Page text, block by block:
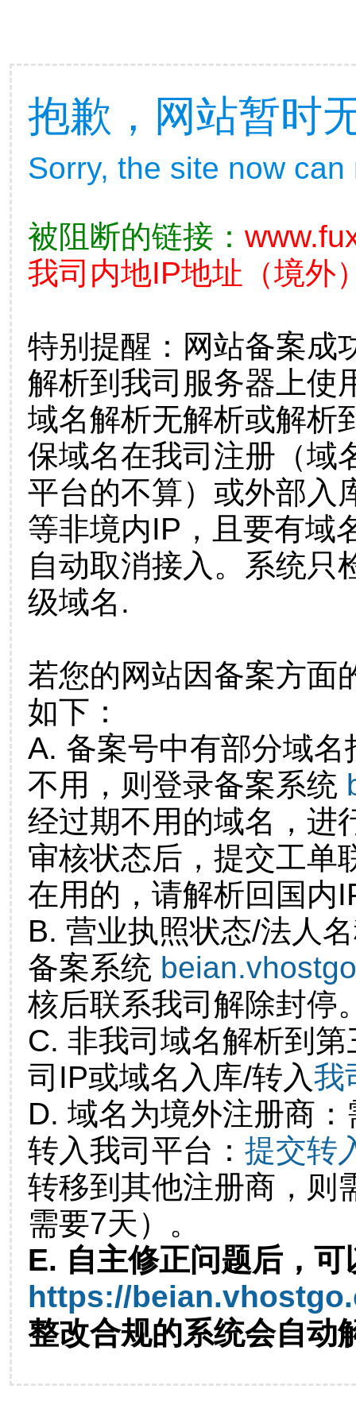
抱歉，网站暂时
Sorry, the site now
被阻断的链接：
我司内地IP地址（境外
特别提醒：网站备案成
解析到我司服务器上使
域名解析无解析或解析
保域名在我司注册（域
平台的不算）或外部入
等非境内IP，且要有域
自动取消接入。系统只
级域名.
若您的网站因备案方面
如下：
A. 备案号中有部分域
不用，则登录备案系统
经过期不用的域名，进
审核状态后，提交工单
在用的，请解析回国内
B. 营业执照状态/法人
备案系统
核后联系我司解除封停
C. 非我司域名解析到
司IP或域名入库/转入我
D. 域名为境外注册商
转入我司平台： 提交转
转移到其他注册商，则
需要7天）。
E. 自主修正问题后，可
https://
整改合规的系统会自动